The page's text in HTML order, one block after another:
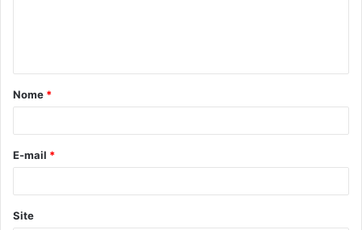
á
r
*
Nome *
E-mail *
Site